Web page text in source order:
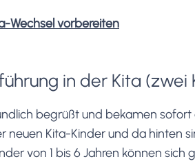
Wechsel vorbereiten
in der Kita (zwei
begrüßt und bekamen
neuen Kita-Kinder und da hinten
von 1 bis 6 Jahren können